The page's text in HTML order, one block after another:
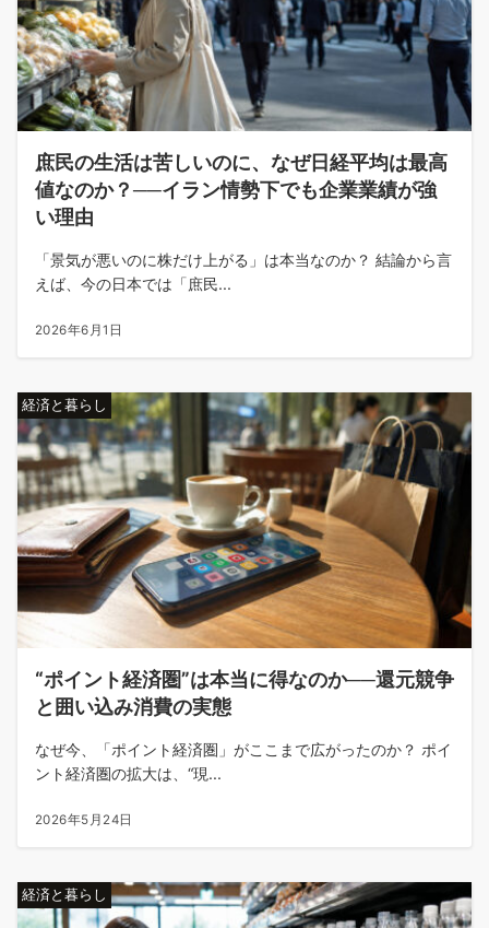
庶民の生活は苦しいのに、なぜ日経平均は最高
値なのか？──イラン情勢下でも企業業績が強
い理由
「景気が悪いのに株だけ上がる」は本当なのか？ 結論から言
えば、今の日本では「庶民...
2026年6月1日
経済と暮らし
“ポイント経済圏”は本当に得なのか──還元競争
と囲い込み消費の実態
なぜ今、「ポイント経済圏」がここまで広がったのか？ ポイ
ント経済圏の拡大は、“現...
2026年5月24日
経済と暮らし